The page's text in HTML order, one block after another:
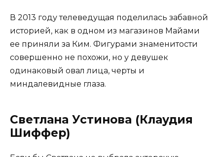
В 2013 году телеведущая поделилась забавной
историей, как в одном из магазинов Майами
ее приняли за Ким. Фигурами знаменитости
совершенно не похожи, но у девушек
одинаковый овал лица, черты и
миндалевидные глаза.
Светлана Устинова (Клаудия
Шиффер)